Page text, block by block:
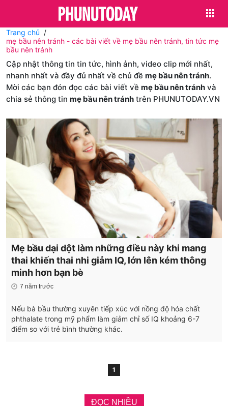
Trang chủ
mẹ bầu nên tránh - các bài viết về mẹ bầu nên tránh, tin tức mẹ
bầu nên tránh
Cập nhật thông tin tin tức, hình ảnh, video clip mới nhất,
nhanh nhất và đầy đủ nhất về chủ đề mẹ bầu nên tránh.
Mời các bạn đón đọc các bài viết về mẹ bầu nên tránh và
chia sẻ thông tin mẹ bầu nên tránh trên PHUNUTODAY.VN
Mẹ bầu dại dột làm những điều này khi mang
thai khiến thai nhi giảm IQ, lớn lên kém thông
minh hơn bạn bè
7 năm trước
Nếu bà bầu thường xuyên tiếp xúc với nồng độ hóa chất
phthalate trong mỹ phẩm làm giảm chỉ số IQ khoảng 6-7
điểm so với trẻ bình thường khác.
1
ĐỌC NHIỀU